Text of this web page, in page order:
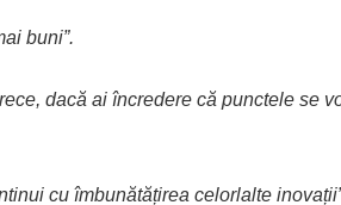
buni”.
dacă ai încredere că punctele se
cu îmbunătățirea celorlalte